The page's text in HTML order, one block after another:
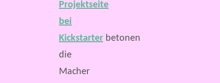
Projektseite
bei
Kickstarter betonen
die
Macher